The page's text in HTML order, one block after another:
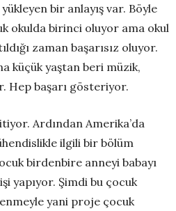
bir anlayış var. Böyle
okulda birinci oluyor ama okul
zaman başarısız oluyor.
küçük yaştan beri müzik,
Hep başarı gösteriyor.
Ardından Amerika’da
ilgili bir bölüm
birdenbire anneyi babayı
yapıyor. Şimdi bu çocuk
yani proje çocuk